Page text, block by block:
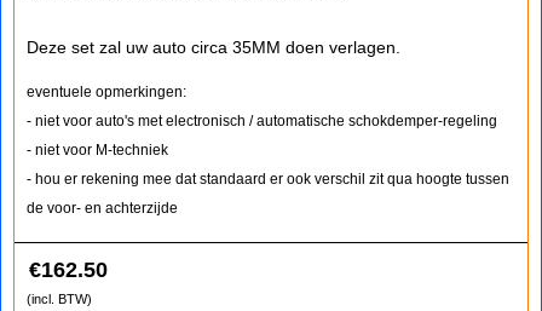
Deze set zal uw auto circa 35MM doen verlagen.
eventuele opmerkingen:
- niet voor auto's met electronisch / automatische schokdemper-regeling
- niet voor M-techniek
- hou er rekening mee dat standaard er ook verschil zit qua hoogte tussen
de voor- en achterzijde
€162.50
(incl. BTW)